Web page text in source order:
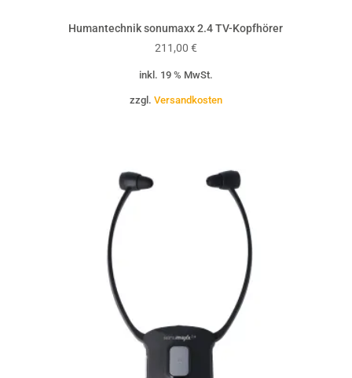
Humantechnik sonumaxx 2.4 TV-Kopfhörer
211,00 €
inkl. 19 % MwSt.
zzgl. Versandkosten